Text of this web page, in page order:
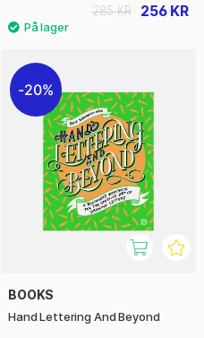
256 KR
285 KR
20%
BOOKS
Hand Lettering And Beyond